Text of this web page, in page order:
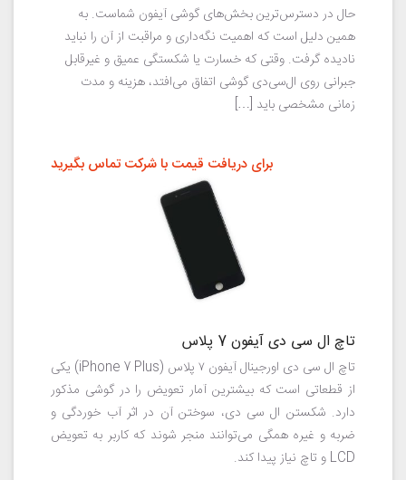
حال در دسترس‌ترین بخش‌های گوشی آیفون شماست. به
همین دلیل است که اهمیت نگه‌داری و مراقبت از آن را نباید
نادیده گرفت. وقتی که خسارت یا شکستگی عمیق و غیرقابل
جبرانی روی ال‌سی‌دی گوشی اتفاق می‌افتد، هزینه‌ و مدت
زمانی مشخصی باید […]
تاچ ال سی دی آیفون 7 پلاس
تاچ ال سی دی اورجینال آیفون ۷ پلاس (iPhone 7 Plus) یکی
از قطعاتی است که بیشترین آمار تعویض را در گوشی مذکور
دارد. شکستن ال سی دی، سوختن آن در اثر آب خوردگی و
ضربه و غیره همگی می‌توانند منجر شوند که کاربر به تعویض
LCD و تاچ نیاز پیدا کند.
برای دریافت قیمت با شرکت تماس بگیرید